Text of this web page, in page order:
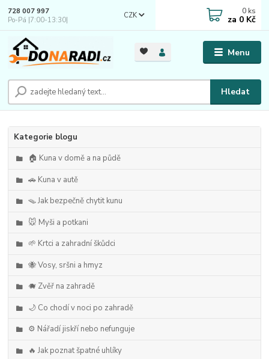
Menu
CZK
Hledat
728 007 997
Po-Pá |7:00-13:30|
0 ks
za 0 Kč
Kategorie blogu
🏠 Kuna v domě a na půdě
🚗 Kuna v autě
🪤 Jak bezpečně chytit kunu
🐭 Myši a potkani
🌱 Krtci a zahradní škůdci
🐝 Vosy, sršni a hmyz
🐗 Zvěř na zahradě
🌙 Co chodí v noci po zahradě
⚙️ Nářadí jiskří nebo nefunguje
🔥 Jak poznat špatné uhlíky